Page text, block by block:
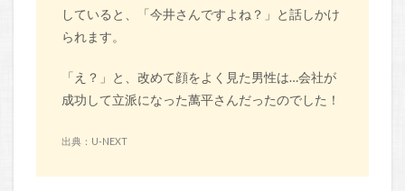
していると、「今井さんですよね？」と話しかけ
られます。
「え？」と、改めて顔をよく見た男性は…会社が
成功して立派になった萬平さんだったのでした！
出典：U-NEXT